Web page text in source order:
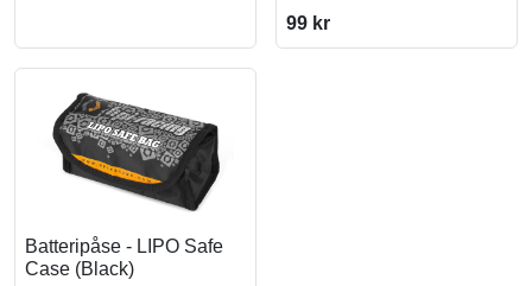
99 kr
Batteripåse - LIPO Safe
Case (Black)